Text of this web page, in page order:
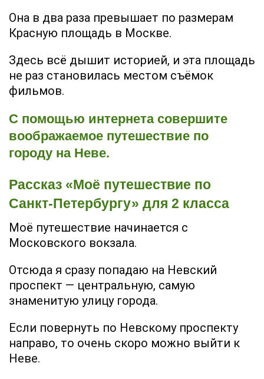
Она в два раза превышает по размерам
Красную площадь в Москве.
Здесь всё дышит историей, и эта площадь
не раз становилась местом съёмок
фильмов.
С помощью интернета совершите
воображаемое путешествие по
городу на Неве.
Рассказ «Моё путешествие по
Санкт-Петербургу» для 2 класса
Моё путешествие начинается с
Московского вокзала.
Отсюда я сразу попадаю на Невский
проспект — центральную, самую
знаменитую улицу города.
Если повернуть по Невскому проспекту
направо, то очень скоро можно выйти к
Неве.